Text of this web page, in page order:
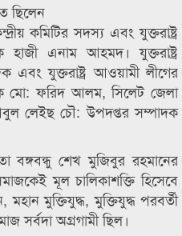
ছিলেন
কমিটির সদস্য এবং যুক্তরাষ্ট্র
হাজী এনাম আহমদ। যুক্তরাষ্ট্র
এবং যুক্তরাষ্ট্র আওয়ামী লীগের
মো: ফরিদ আলম, সিলেট জেলা
লেইছ চৌ: উপদপ্তর সম্পাদক
বঙ্গবন্ধু শেখ মুজিবুর রহমানের
মূল চালিকাশক্তি হিসেবে
মুক্তিযুদ্ধ, মুক্তিযুদ্ধ পরবর্তী
সর্বদা অগ্রগামী ছিল।